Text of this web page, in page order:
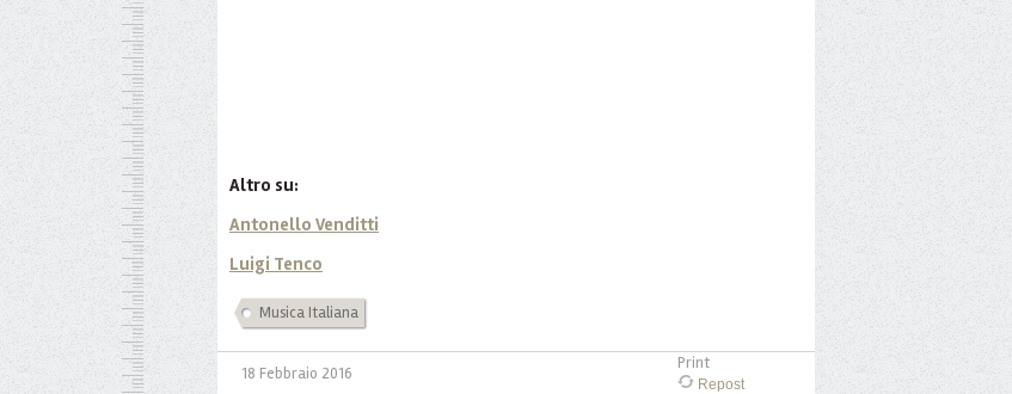
Altro su:
Antonello Venditti
Luigi Tenco
Musica Italiana
18 Febbraio 2016
Print
Repost